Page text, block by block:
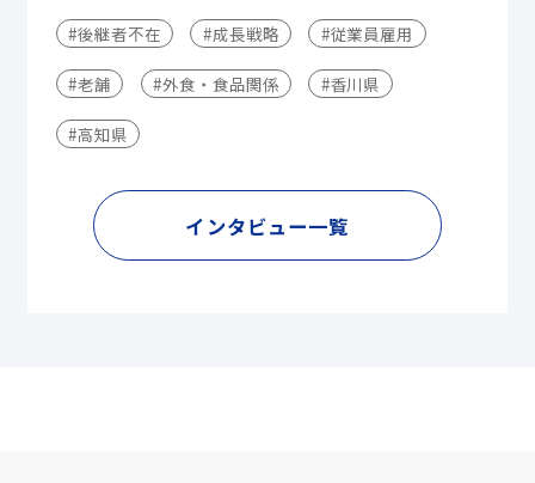
#後継者不在 #成長戦略 #従業員雇用
#老舗 #外食・食品関係 #香川県
#高知県
インタビュー一覧